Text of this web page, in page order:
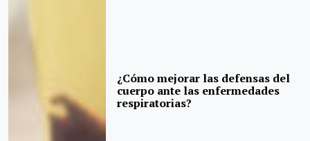
¿Cómo mejorar las defensas del
cuerpo ante las enfermedades
respiratorias?